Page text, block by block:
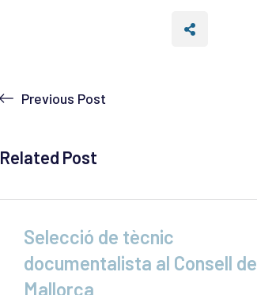
Previous Post
Related Post
Selecció de tècnic
documentalista al Consell de
Mallorca